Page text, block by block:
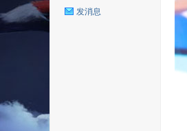
发消息